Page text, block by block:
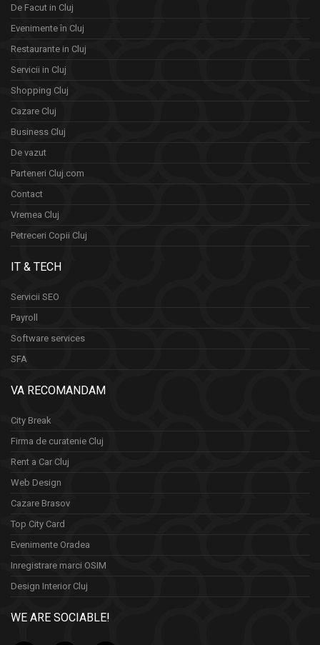
De Facut in Cluj
Evenimente în Cluj
Restaurante in Cluj
Servicii in Cluj
Shopping Cluj
Cazare Cluj
Business Cluj
De vazut
Parteneri Cluj.com
Contact
Vremea Cluj
Petreceri Copii Cluj
IT & TECH
Servicii SEO
Payroll
Software services
SFA
VA RECOMANDAM
City Break
Firma de curatenie Cluj
Rent a Car Cluj
Web Design
Cazare Brasov
Top City Card
Evenimente Oradea
Inregistrare marci OSIM
Design Interior Cluj
WE ARE SOCIABLE!